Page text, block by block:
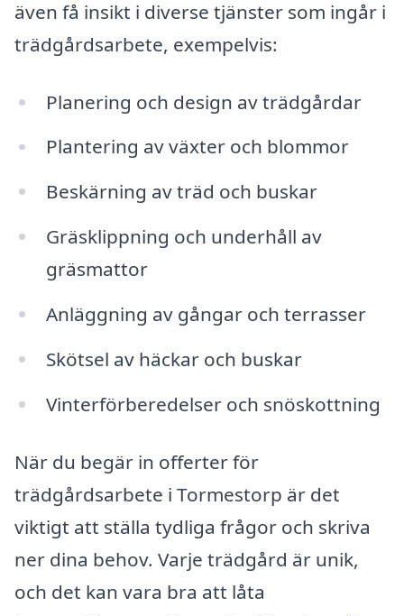
även få insikt i diverse tjänster som ingår i
trädgårdsarbete, exempelvis:
Planering och design av trädgårdar
Plantering av växter och blommor
Beskärning av träd och buskar
Gräsklippning och underhåll av
gräsmattor
Anläggning av gångar och terrasser
Skötsel av häckar och buskar
Vinterförberedelser och snöskottning
När du begär in offerter för
trädgårdsarbete i Tormestorp är det
viktigt att ställa tydliga frågor och skriva
ner dina behov. Varje trädgård är unik,
och det kan vara bra att låta